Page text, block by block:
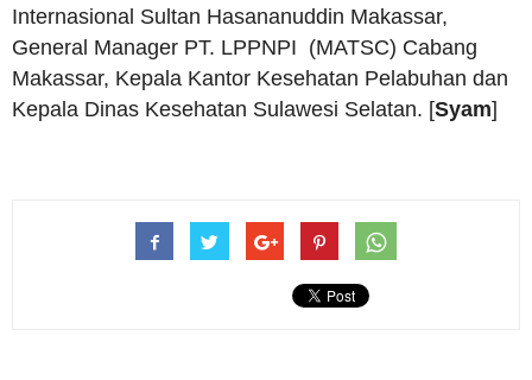
Internasional Sultan Hasananuddin Makassar,
General Manager PT. LPPNPI (MATSC) Cabang
Makassar, Kepala Kantor Kesehatan Pelabuhan dan
Kepala Dinas Kesehatan Sulawesi Selatan. [Syam]